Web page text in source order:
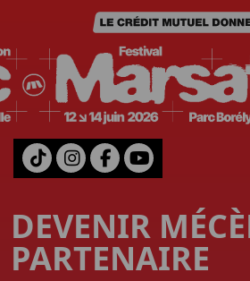
Aller au contenu
DEVENIR
PARTENAIRE